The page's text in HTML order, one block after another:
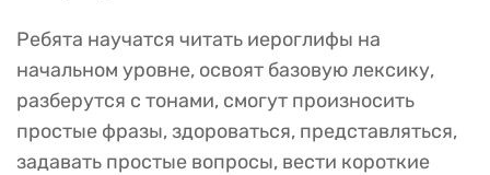
Ребята научатся читать иероглифы на
начальном уровне, освоят базовую лексику,
разберутся с тонами, смогут произносить
простые фразы, здороваться, представляться,
задавать простые вопросы, вести короткие